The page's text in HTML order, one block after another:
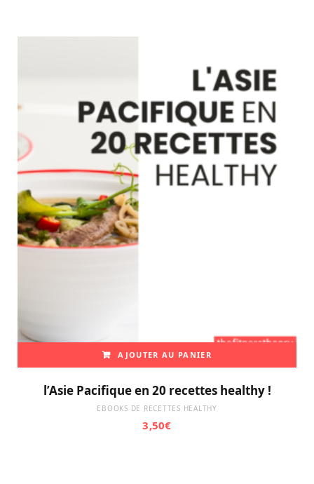
AJOUTER AU PANIER
l’Asie Pacifique en 20 recettes healthy !
EBOOKS DE RECETTES HEALTHY
3,50€